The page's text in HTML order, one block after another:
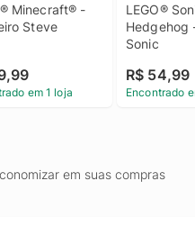
Minecraft® -
Steve
em 1 loja
LEGO®
Hedgehog
Sonic
R$ 54,99
Encontrado
em suas compras